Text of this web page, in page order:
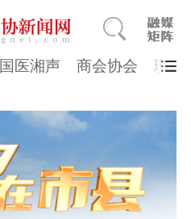
国医湘声 商会协会 理论